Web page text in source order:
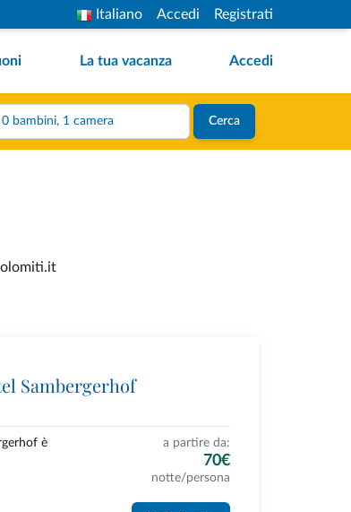
Italiano Accedi Registrati
La tua vacanza Accedi
2 adulti, 0 bambini, 1 camera Cerca
Sambergerhof
è
a partire da:
70€
notte/persona